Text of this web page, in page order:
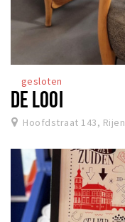
gesloten
DE LOOI
Hoofdstraat 143, Rijen